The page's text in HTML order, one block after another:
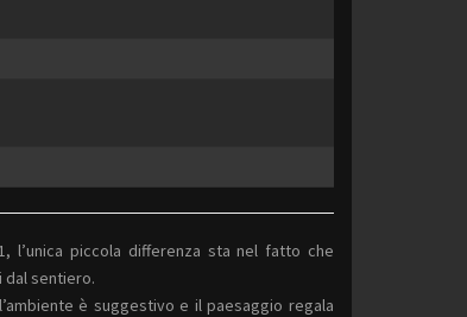
l’unica piccola differenza sta nel fatto che
dal sentiero.
è suggestivo e il paesaggio regala